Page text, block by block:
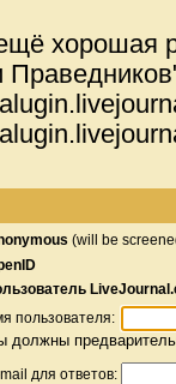
хорошая
(will be
пользователя:
должны
для ответов: